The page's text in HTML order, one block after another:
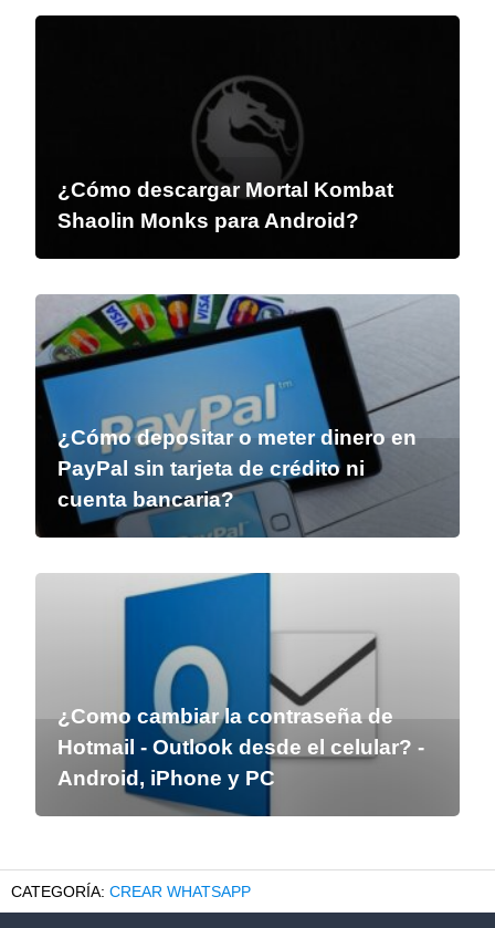
¿Cómo descargar Mortal Kombat
Shaolin Monks para Android?
¿Cómo depositar o meter dinero en
PayPal sin tarjeta de crédito ni
cuenta bancaria?
¿Como cambiar la contraseña de
Hotmail - Outlook desde el celular? -
Android, iPhone y PC
CREAR WHATSAPP